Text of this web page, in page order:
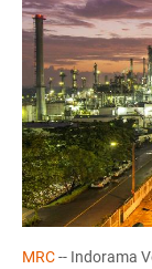
MRC-- Indorama